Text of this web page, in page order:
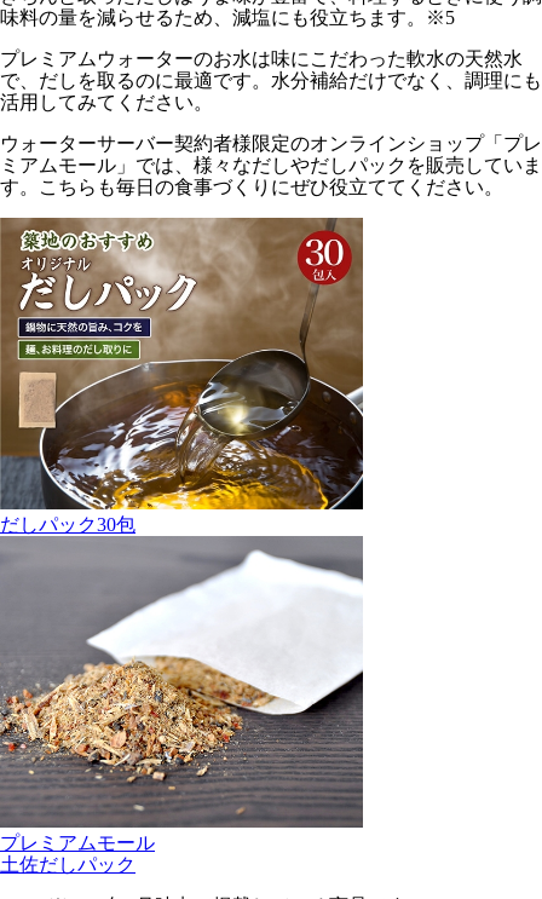
味料の量を減らせるため、減塩にも役立ちます。※5
プレミアムウォーターのお水は味にこだわった軟水の天然水
で、だしを取るのに最適です。水分補給だけでなく、調理にも
活用してみてください。
ウォーターサーバー契約者様限定のオンラインショップ「プレ
ミアムモール」では、様々なだしやだしパックを販売していま
す。こちらも毎日の食事づくりにぜひ役立ててください。
だしパック30包
プレミアムモール
土佐だしパック